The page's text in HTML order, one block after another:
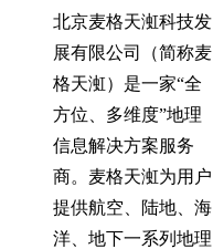
北京麦格天渱科技发
展有限公司（简称麦
格天渱）是一家“全
方位、多维度”地理
信息解决方案服务
商。麦格天渱为用户
提供航空、陆地、海
洋、地下一系列地理